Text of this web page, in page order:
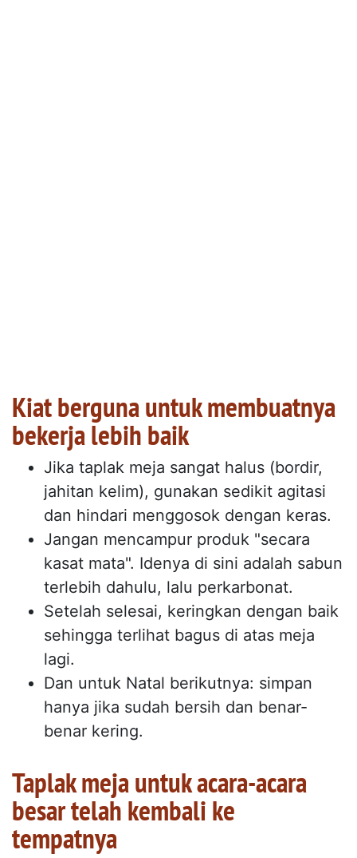
Kiat berguna untuk membuatnya
bekerja lebih baik
Jika taplak meja sangat halus (bordir,
jahitan kelim), gunakan sedikit agitasi
dan hindari menggosok dengan keras.
Jangan mencampur produk "secara
kasat mata". Idenya di sini adalah sabun
terlebih dahulu, lalu perkarbonat.
Setelah selesai, keringkan dengan baik
sehingga terlihat bagus di atas meja
lagi.
Dan untuk Natal berikutnya: simpan
hanya jika sudah bersih dan benar-
benar kering.
Taplak meja untuk acara-acara
besar telah kembali ke
tempatnya